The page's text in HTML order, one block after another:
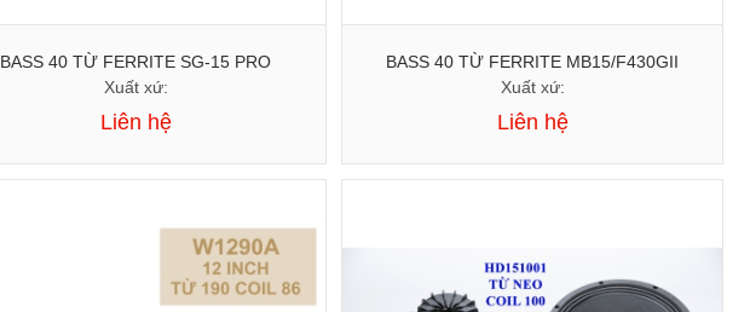
BASS 40 TỪ FERRITE SG-15 PRO
Xuất xứ:
Liên hệ
BASS 40 TỪ FERRITE MB15/F430GII
Xuất xứ:
Liên hệ